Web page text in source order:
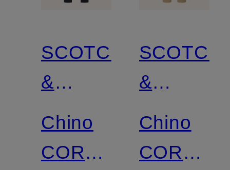
SCOTCH
&
SODA
Chino
CORE
SCOTCH
&
SODA
Chino
CORE